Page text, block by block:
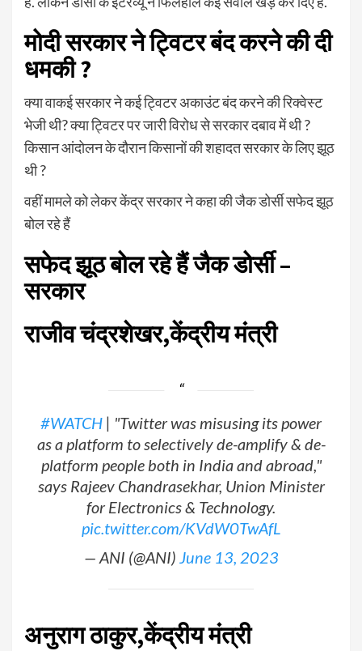
मोदी सरकार ने ट्विटर बंद करने की दी
धमकी ?
क्या वाकई सरकार ने कई ट्विटर अकाउंट बंद करने की रिक्वेस्ट
भेजी थी? क्या ट्विटर पर जारी विरोध से सरकार दबाव में थी ?
किसान आंदोलन के दौरान किसानों की शहादत सरकार के लिए झूठ
थी ?
वहीं मामले को लेकर केंद्र सरकार ने कहा की जैक डोर्सी सफेद झूठ
बोल रहे हैं
सफेद झूठ बोल रहे हैं जैक डोर्सी –
सरकार
राजीव चंद्रशेखर,केंद्रीय मंत्री
#WATCH | "Twitter was misusing its power
as a platform to selectively de-amplify & de-
platform people both in India and abroad,"
says Rajeev Chandrasekhar, Union Minister
for Electronics & Technology.
pic.twitter.com/KVdW0TwAfL
— ANI (@ANI) June 13, 2023
अनुराग ठाकुर,केंद्रीय मंत्री